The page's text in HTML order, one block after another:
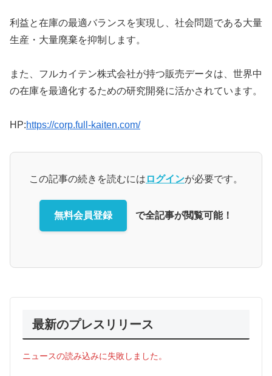
利益と在庫の最適バランスを実現し、社会問題である大量
生産・大量廃棄を抑制します。
また、フルカイテン株式会社が持つ販売データは、世界中
の在庫を最適化するための研究開発に活かされています。
HP:https://corp.full-kaiten.com/
この記事の続きを読むには ログインが必要です。
無料会員登録 で全記事が閲覧可能！
最新のプレスリリース
ニュースの読み込みに失敗しました。